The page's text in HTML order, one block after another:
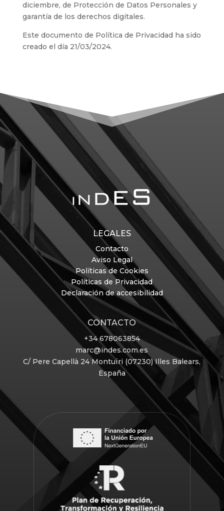
diciembre, de Protección de Datos Personales y
garantía de los derechos digitales.
Este documento de Política de Privacidad ha sido
creado el día 21/03/2024.
LEGALES
Contacto
Aviso Legal
Políticas de Cookies
Políticas de Privacidad
Declaración de accesibilidad
CONTACTO
+34 678063854
marc@indes.com.es
C/ Pere Capellà 24 Montuïri (07230) Illes Balears,
España